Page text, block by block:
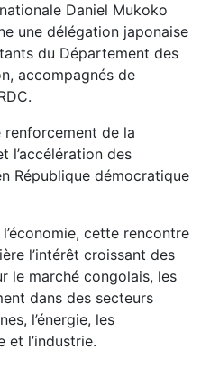
Daniel Mukoko
une délégation japonaise
du Département des
accompagnés de
de la
l’accélération des
République démocratique
cette rencontre
l’intérêt croissant des
le marché congolais, les
dans des secteurs
l’énergie, les
et l’industrie.